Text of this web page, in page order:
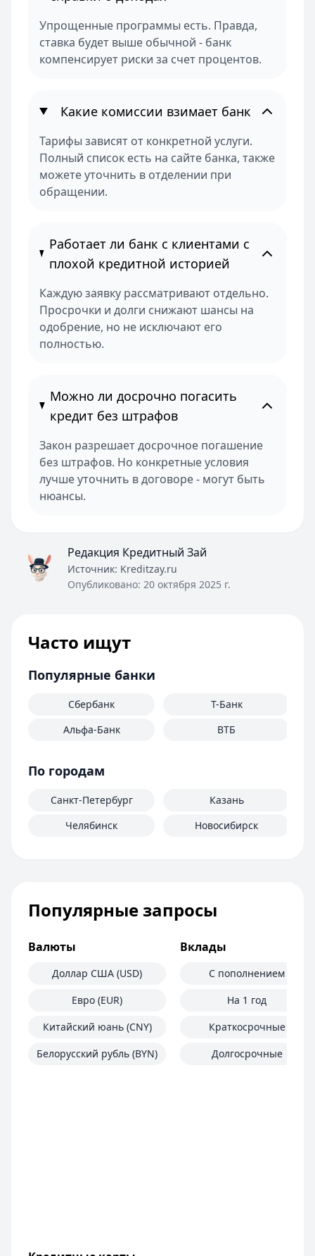
Упрощенные программы есть. Правда,
ставка будет выше обычной - банк
компенсирует риски за счет процентов.
Какие комиссии взимает банк
Тарифы зависят от конкретной услуги.
Полный список есть на сайте банка, также
можете уточнить в отделении при
обращении.
Работает ли банк с клиентами с
плохой кредитной историей
Каждую заявку рассматривают отдельно.
Просрочки и долги снижают шансы на
одобрение, но не исключают его
полностью.
Можно ли досрочно погасить
кредит без штрафов
Закон разрешает досрочное погашение
без штрафов. Но конкретные условия
лучше уточнить в договоре - могут быть
нюансы.
Редакция Кредитный Зай
Источник: Kreditzay.ru
Опубликовано: 20 октября 2025 г.
Часто ищут
Популярные банки
Сбербанк
Альфа-Банк
Т-Банк
ВТБ
По городам
Санкт-Петербург
Челябинск
Казань
Новосибирск
Популярные запросы
Валюты
Доллар США (USD)
Евро (EUR)
Китайский юань (CNY)
Белорусский рубль (BYN)
Вклады
С пополнением
На 1 год
Краткосрочные
Долгосрочные